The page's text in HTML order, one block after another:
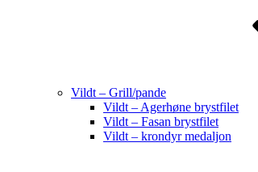
Vildt – Grill/pande
Vildt – Agerhøne brystfilet
Vildt – Fasan brystfilet
Vildt – krondyr medaljon